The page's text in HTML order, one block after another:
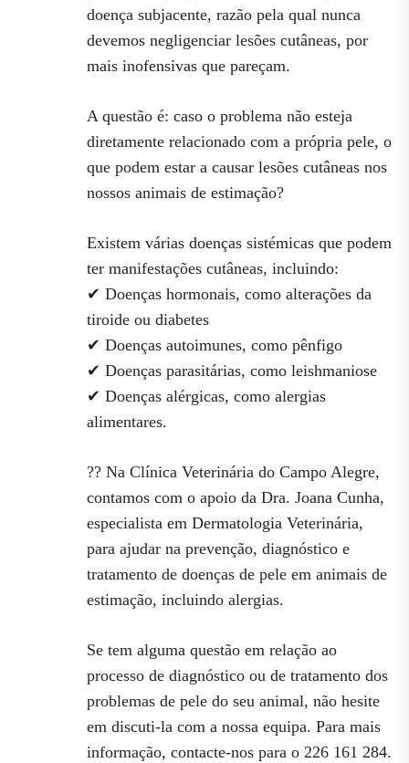
doença subjacente, razão pela qual nunca
devemos negligenciar lesões cutâneas, por
mais inofensivas que pareçam.
A questão é: caso o problema não esteja
diretamente relacionado com a própria pele, o
que podem estar a causar lesões cutâneas nos
nossos animais de estimação?
Existem várias doenças sistémicas que podem
ter manifestações cutâneas, incluindo:
✔ Doenças hormonais, como alterações da
tiroide ou diabetes
✔ Doenças autoimunes, como pênfigo
✔ Doenças parasitárias, como leishmaniose
✔ Doenças alérgicas, como alergias
alimentares.
?? Na Clínica Veterinária do Campo Alegre,
contamos com o apoio da Dra. Joana Cunha,
especialista em Dermatologia Veterinária,
para ajudar na prevenção, diagnóstico e
tratamento de doenças de pele em animais de
estimação, incluindo alergias.
Se tem alguma questão em relação ao
processo de diagnóstico ou de tratamento dos
problemas de pele do seu animal, não hesite
em discuti-la com a nossa equipa. Para mais
informação, contacte-nos para o 226 161 284.